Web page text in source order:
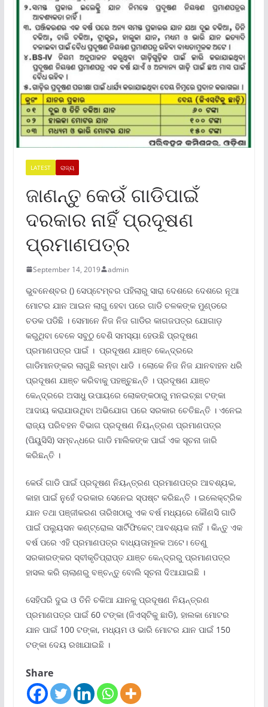
LATEST ରାଜ୍ୟ
ଜାଣନ୍ତୁ କେଉଁ ଗାଡିପାଇଁ
ଦରକାର ନାହିଁ ପ୍ରଦୂଷଣ
ପ୍ରମାଣପତ୍ର
September 14, 2019 admin
ଭୁବନେଶ୍ବର () ସେପ୍ଟେମ୍ବର ପହିଲାରୁ ସାରା ଦେଶରେ ଦେଶରେ ନୂଆ
ମୋଟର ଯାନ ଆଇନ ଲାଗୁ ହେବା ପରେ ଗାଡି ଚଳକଙ୍କ ମୁଣ୍ଡରେ
ଚଡକ ପଡିଛି । ସେମାନେ ନିଜ ନିଜ ଗାଡିର କାଗଜପତ୍ର ଯୋଗାଡ଼
କରୁଥିବା ବେଳେ ସବୁଠୁ ବେଶି ସମସ୍ୟା ହେଉଛି ପ୍ରଦୂଷଣ
ପ୍ରମାଣପତ୍ର ପାଇଁ । ପ୍ରଦୂଷଣ ଯାଞ୍ଚ କେନ୍ଦ୍ରରେ
ଗାଡିମାନଙ୍କର ଲାଗୁଛି ଲମ୍ବା ଧାଡି । ଲୋକେ ନିଜ ନିଜ ଯାନବାହନ ଧରି
ପ୍ରଦୂଷଣ ଯାଞ୍ଚ କରିବାକୁ ପହଞ୍ଚୁଛନ୍ତି । ପ୍ରଦୂଷଣ ଯାଞ୍ଚ
କେନ୍ଦ୍ରରେ ଅସାଧୁ ଉପାୟରେ ଲୋକଙ୍କଠାରୁ ମନଇଚ୍ଛା ଟଙ୍କା
ଆଦାୟ କରାଯାଉଥିବା ଅଭିଯୋଗ ପରେ ସରକାର ଚେତିଛନ୍ତି । ଏନେଇ
ରାଜ୍ୟ ପରିବହନ ବିଭାଗ ପ୍ରଦୂଷଣ ନିୟନ୍ତ୍ରଣ ପ୍ରମାଣପତ୍ର
(ପିୟୁସିସି) ସମ୍ବନ୍ଧରେ ଗାଡି ମାଲିକଙ୍କ ପାଇଁ ଏକ ସୂଚନା ଜାରି
କରିଛନ୍ତି ।
କେଉଁ ଗାଡି ପାଇଁ ପ୍ରଦୂଷଣ ନିୟନ୍ତ୍ରଣ ପ୍ରମାଣପତ୍ର ଆବଶ୍ୟକ,
କାହା ପାଇଁ ନୁହେଁ ଦରକାର ସେନେଇ ସ୍ପଷ୍ଟ କରିଛନ୍ତି । ଇଲେକ୍ଟ୍ରିକ
ଯାନ ତଥା ପଞ୍ଜୀକରଣ ତାରିଖଠାରୁ ଏକ ବର୍ଷ ମଧ୍ୟରେ କୌଣସି ଗାଡି
ପାଇଁ ପଲ୍ୟୁସନ କଣ୍ଟ୍ରୋଲ ସାର୍ଟିଫିକେଟ୍ ଆବଶ୍ୟକ ନାହିଁ । କିନ୍ତୁ ଏକ
ବର୍ଷ ପରେ ଏହି ପ୍ରମାଣପତ୍ର ବାଧ୍ୟତାମୂଳକ ଅଟେ। ତେଣୁ
ସରକାରଙ୍କର ସ୍ବୀକୃତିପ୍ରାପ୍ତ ଯାଞ୍ଚ କେନ୍ଦ୍ରରୁ ପ୍ରମାଣପତ୍ର
ହାସଲ କରି ଚାଲାଣରୁ ବଞ୍ଚନ୍ତୁ ବୋଲି ସୂଚନା ଦିଆଯାଇଛି ।
ସେହିପରି ଦୁଇ ଓ ତିନି ଚକିଆ ଯାନକୁ ପ୍ରଦୂଷଣ ନିୟନ୍ତ୍ରଣ
ପ୍ରମାଣପତ୍ର ପାଇଁ 60 ଟଙ୍କା (ଜିଏସ୍‌ଟିକୁ ଛାଡି), ହାଲକା ମୋଟର
ଯାନ ପାଇଁ 100 ଟଙ୍କା, ମଧ୍ୟମ ଓ ଭାରି ମୋଟର ଯାନ ପାଇଁ 150
ଟଙ୍କା ଦେୟ ରଖାଯାଇଛି ।
Share